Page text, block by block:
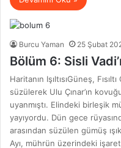
Burcu Yaman 25 Şubat
Bölüm 6: Sisli
Haritanın IşıltısıGüneş,
süzülerek Ulu Çınar’ın
uyanmıştı. Elindeki birleşik
yayıyordu. Dün gece
arasından süzülen gümüş
Ayı, mührün üzerindeki